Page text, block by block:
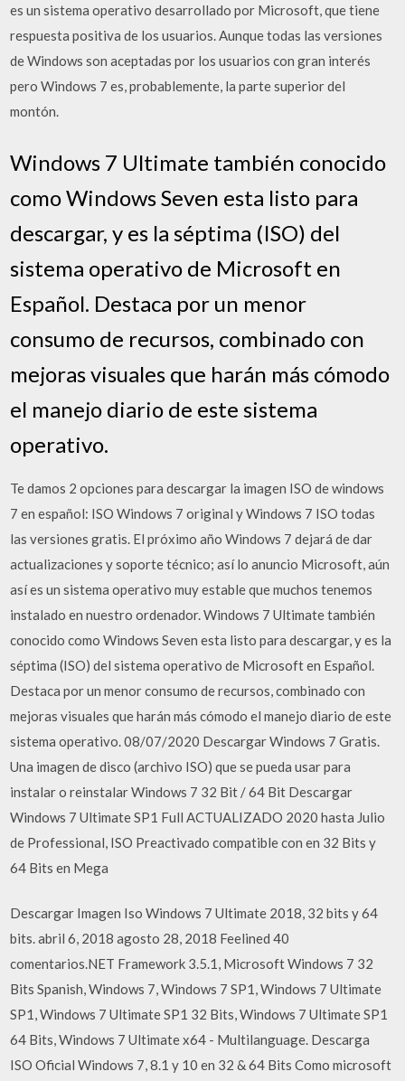
es un sistema operativo desarrollado por Microsoft, que tiene
respuesta positiva de los usuarios. Aunque todas las versiones
de Windows son aceptadas por los usuarios con gran interés
pero Windows 7 es, probablemente, la parte superior del
montón.
Windows 7 Ultimate también conocido
como Windows Seven esta listo para
descargar, y es la séptima (ISO) del
sistema operativo de Microsoft en
Español. Destaca por un menor
consumo de recursos, combinado con
mejoras visuales que harán más cómodo
el manejo diario de este sistema
operativo.
Te damos 2 opciones para descargar la imagen ISO de windows
7 en español: ISO Windows 7 original y Windows 7 ISO todas
las versiones gratis. El próximo año Windows 7 dejará de dar
actualizaciones y soporte técnico; así lo anuncio Microsoft, aún
así es un sistema operativo muy estable que muchos tenemos
instalado en nuestro ordenador. Windows 7 Ultimate también
conocido como Windows Seven esta listo para descargar, y es la
séptima (ISO) del sistema operativo de Microsoft en Español.
Destaca por un menor consumo de recursos, combinado con
mejoras visuales que harán más cómodo el manejo diario de este
sistema operativo. 08/07/2020 Descargar Windows 7 Gratis.
Una imagen de disco (archivo ISO) que se pueda usar para
instalar o reinstalar Windows 7 32 Bit / 64 Bit Descargar
Windows 7 Ultimate SP1 Full ACTUALIZADO 2020 hasta Julio
de Professional, ISO Preactivado compatible con en 32 Bits y
64 Bits en Mega
Descargar Imagen Iso Windows 7 Ultimate 2018, 32 bits y 64
bits. abril 6, 2018 agosto 28, 2018 Feelined 40
comentarios.NET Framework 3.5.1, Microsoft Windows 7 32
Bits Spanish, Windows 7, Windows 7 SP1, Windows 7 Ultimate
SP1, Windows 7 Ultimate SP1 32 Bits, Windows 7 Ultimate SP1
64 Bits, Windows 7 Ultimate x64 - Multilanguage. Descarga
ISO Oficial Windows 7, 8.1 y 10 en 32 & 64 Bits Como microsoft